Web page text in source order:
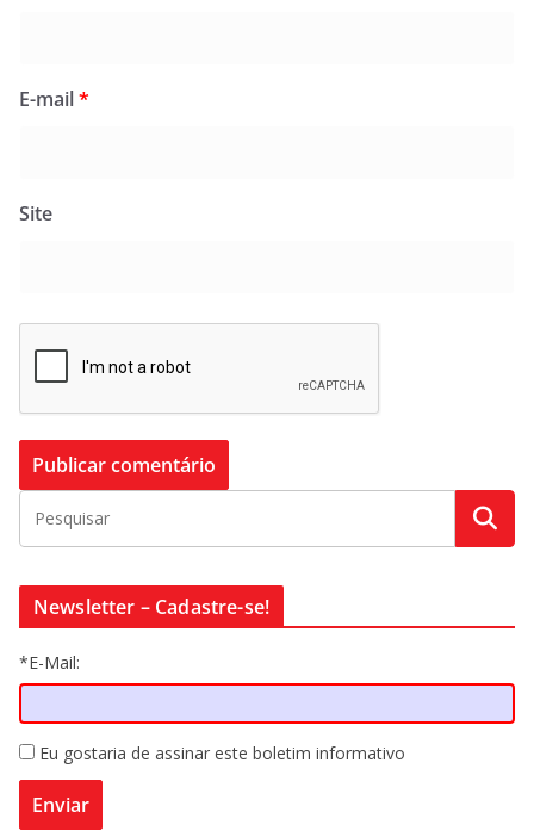
E-mail*
Site
Newsletter – Cadastre-se!
*E-Mail:
Eu gostaria de assinar este boletim informativo